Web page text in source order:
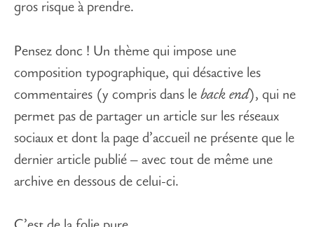
gros risque à prendre.
Pensez donc ! Un thème qui impose une
composition typographique, qui désactive les
commentaires (y compris dans le back end), qui ne
permet pas de partager un article sur les réseaux
sociaux et dont la page d’accueil ne présente que le
dernier article publié – avec tout de même une
archive en dessous de celui-ci.